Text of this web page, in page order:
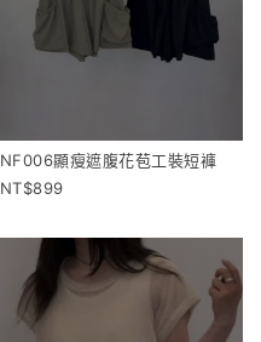
NF006顯瘦遮腹花苞工裝短褲
899